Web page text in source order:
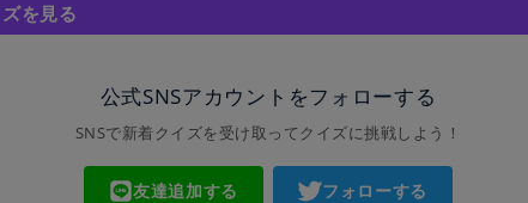
を見る
公式SNSアカウントをフォローする
SNSで新着クイズを受け取ってクイズに挑戦しよう！
友達追加する フォローする